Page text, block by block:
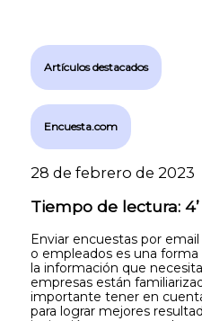
Artículos destacados
Encuesta.com
28 de febrero de 2023
Tiempo de lectura: 4’
Enviar encuestas por
o empleados es una
la información que
empresas están
importante tener en
para lograr mejores